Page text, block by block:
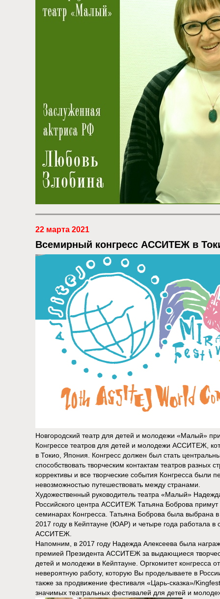
22 марта 2021
Всемирный конгресс АССИТЕЖ в
Новгородский театр для детей и молодежи «Малый»
Конгрессе театров для детей и молодежи АССИТЕЖ,
в Токио, Япония. Конгресс должен был стать
способствовать творческим контактам театров разных
коррективы и все творческие события Конгресса были
невозможностью путешествовать между странами.
Художественный руководитель театра «Малый»
Российского центра АССИТЕЖ Татьяна Боброва примут
семинарах Конгресса. Татьяна Боброва была
2017 году в Кейптауне (ЮАР) и четыре года работала в
АССИТЕЖ.
Напомним, в 2017 году Надежда Алексеева была
премией Президента АССИТЕЖ за выдающиеся
детей и молодежи в Кейптауне. Оргкомитет конгресса
невероятную работу, которую Вы проделываете в
также за продвижение фестиваля «Царь-сказка»/
значимых театральных фестивалей для детей и